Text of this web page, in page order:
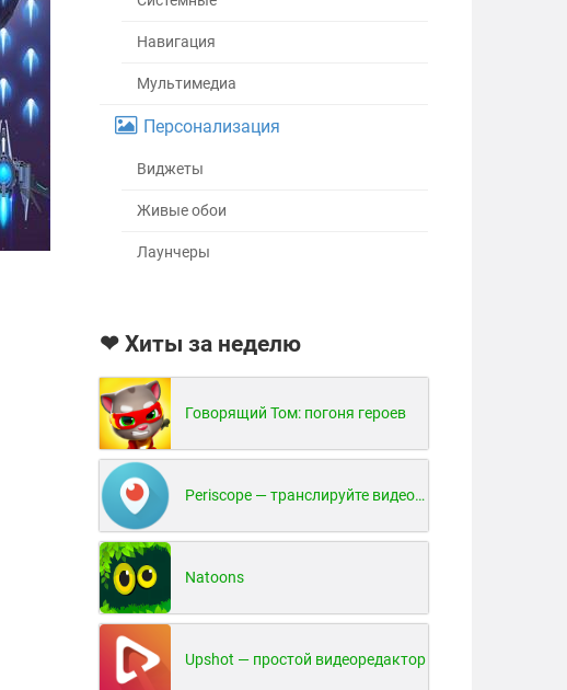
Навигация
Мультимедиа
Персонализация
Виджеты
Живые обои
Лаунчеры
❤ Хиты за неделю
Говорящий Том: погоня героев
Periscope — транслируйте видео в реальном времени!
Natoons
Upshot — простой видеоредактор